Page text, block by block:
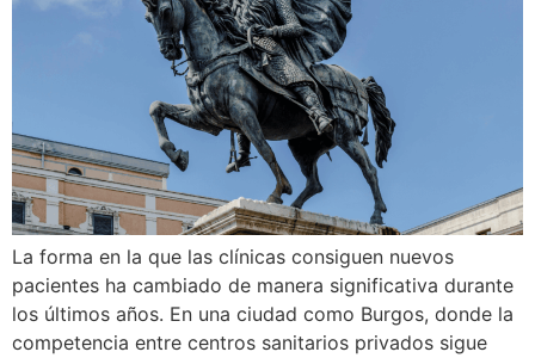
La forma en la que las clínicas consiguen nuevos
pacientes ha cambiado de manera significativa durante
los últimos años. En una ciudad como Burgos, donde la
competencia entre centros sanitarios privados sigue